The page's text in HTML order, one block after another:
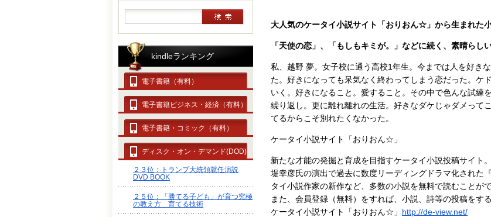
大人気のケータイ小説サイト「おりおん☆」から生まれた小
「天使の恋」、「もしもキミが。」などに続く、素晴らし
私、越野 夢。女子校に通う高校1年生。今までは人を好き
た。好きになっても呆気なく終わってしまう恋だった。
いく。好きになること。愛すること。その中で色んな試練
繰り返し。更に離れ離れの生活。好きなダケじゃダメって
てるからこそ別れたくなかった。
ケータイ小説サイト「おりおん☆」
新たな才能の発掘と育成を目指すケータイ小説投稿サイト。
堤幸彦氏の演出で過去に数度リーディングドラマ化された
タイ小説作家の新作など、多数の小説を無料で読むことがで
また、会員登録（無料）をすれば、小説、詩等の投稿をす
ケータイ小説サイト「おりおん☆」 http://de-view.net/
kindleランキング
電子書籍（有料）
電子書籍ビジネス・経済（有料）
電子書籍・コミック（有料）
ディスク・オン・デマンド(DOD)
２３位：トランプ大統領就任演説
DVD BOOK
２５位：「勝てる子ども」が育つ究極
の教え方 育てる技術